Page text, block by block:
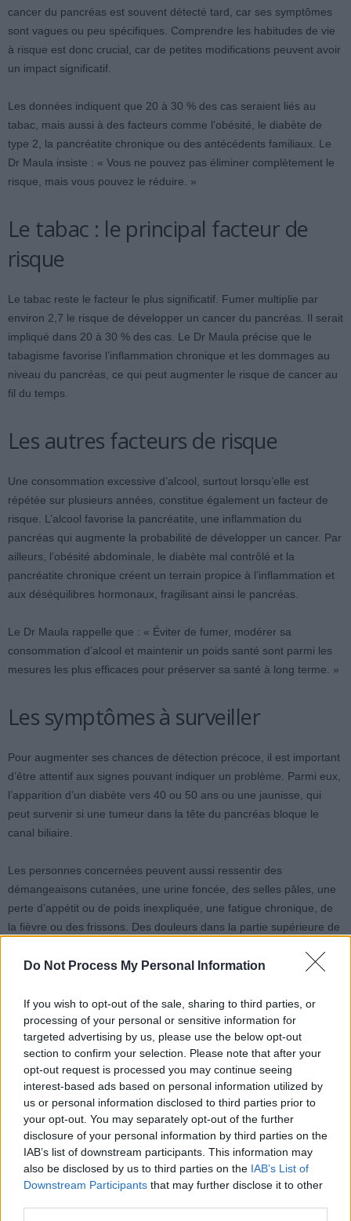
Do Not Process My Personal Information
If you wish to opt-out of the sale, sharing to third parties, or
processing of your personal or sensitive information for
targeted advertising by us, please use the below opt-out
section to confirm your selection. Please note that after your
opt-out request is processed you may continue seeing
interest-based ads based on personal information utilized by
us or personal information disclosed to third parties prior to
your opt-out. You may separately opt-out of the further
disclosure of your personal information by third parties on the
IAB’s list of downstream participants. This information may
also be disclosed by us to third parties on the IAB’s List of
Downstream Participants that may further disclose it to other
cancer du pancréas est souvent détecté tard, car ses symptômes
sont vagues ou peu spécifiques. Comprendre les habitudes de vie
à risque est donc crucial, car de petites modifications peuvent avoir
un impact significatif.
Les données indiquent que 20 à 30 % des cas seraient liés au
tabac, mais aussi à des facteurs comme l’obésité, le diabète de
type 2, la pancréatite chronique ou des antécédents familiaux. Le
Dr Maula insiste : « Vous ne pouvez pas éliminer complètement le
risque, mais vous pouvez le réduire. »
Le tabac : le principal facteur de
risque
Le tabac reste le facteur le plus significatif. Fumer multiplie par
environ 2,7 le risque de développer un cancer du pancréas. Il serait
impliqué dans 20 à 30 % des cas. Le Dr Maula précise que le
tabagisme favorise l’inflammation chronique et les dommages au
niveau du pancréas, ce qui peut augmenter le risque de cancer au
fil du temps.
Les autres facteurs de risque
Une consommation excessive d’alcool, surtout lorsqu’elle est
répétée sur plusieurs années, constitue également un facteur de
risque. L’alcool favorise la pancréatite, une inflammation du
pancréas qui augmente la probabilité de développer un cancer. Par
ailleurs, l’obésité abdominale, le diabète mal contrôlé et la
pancréatite chronique créent un terrain propice à l’inflammation et
aux déséquilibres hormonaux, fragilisant ainsi le pancréas.
Le Dr Maula rappelle que : « Éviter de fumer, modérer sa
consommation d’alcool et maintenir un poids santé sont parmi les
mesures les plus efficaces pour préserver sa santé à long terme. »
Les symptômes à surveiller
Pour augmenter ses chances de détection précoce, il est important
d’être attentif aux signes pouvant indiquer un problème. Parmi eux,
l’apparition d’un diabète vers 40 ou 50 ans ou une jaunisse, qui
peut survenir si une tumeur dans la tête du pancréas bloque le
canal biliaire.
Les personnes concernées peuvent aussi ressentir des
démangeaisons cutanées, une urine foncée, des selles pâles, une
perte d’appétit ou de poids inexpliquée, une fatigue chronique, de
la fièvre ou des frissons. Des douleurs dans la partie supérieure de
étant allongé, peuvent également apparaître. Enfin, des troubles
vomissements sont aussi des symptômes possibles.
Il est important de souligner que ces symptômes sont fréquents et
peuvent être liés à d’autres maladies. Le National Health System
britannique recommande de consulter un médecin généraliste si
ces signes apparaissent, même s’ils ne signifient pas forcément un
cancer du pancréas.